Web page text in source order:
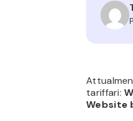
tariffari:
Website